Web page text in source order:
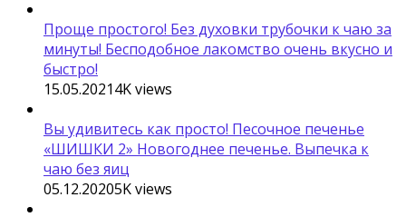
Проще простого! Без духовки трубочки к чаю за
минуты! Бесподобное лакомство очень вкусно и
быстро!
15.05.20214Kviews
Вы удивитесь как просто! Песочное печенье
«ШИШКИ 2» Новогоднее печенье. Выпечка к
чаю без яиц
05.12.20205Kviews